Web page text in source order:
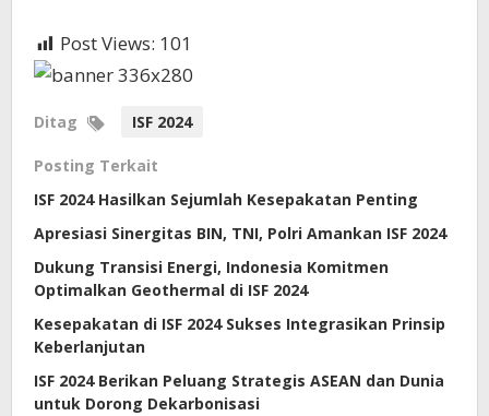
Post Views: 101
Ditag ISF 2024
Posting Terkait
ISF 2024 Hasilkan Sejumlah Kesepakatan Penting
Apresiasi Sinergitas BIN, TNI, Polri Amankan ISF 2024
Dukung Transisi Energi, Indonesia Komitmen
Optimalkan Geothermal di ISF 2024
Kesepakatan di ISF 2024 Sukses Integrasikan Prinsip
Keberlanjutan
ISF 2024 Berikan Peluang Strategis ASEAN dan Dunia
untuk Dorong Dekarbonisasi